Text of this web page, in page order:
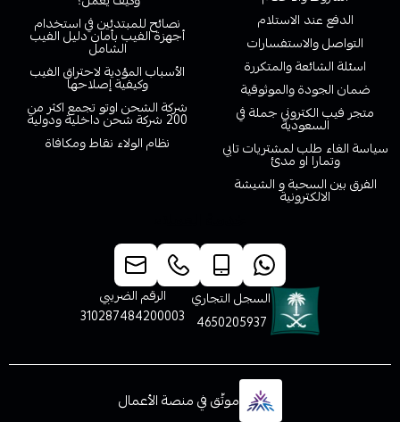
الدفع عند الاستلام
التواصل والاستفسارات
اسئلة الشائعة والمتكررة
ضمان الجودة والموثوقية
متجر فيب الكتروني جملة في
السعودية
سياسة الغاء طلب لمشتريات تابي
وتمارا او مدئ
الفرق بين السحبة و الشيشة
الالكترونية
نصائح للمبتدئين في استخدام
أجهزة الفيب بأمان دليل الفيب
الشامل
الأسباب المؤدية لاحتراق الفيب
وكيفية إصلاحها
شركة الشحن اوتو تجمع اكثر من
200 شركة شحن داخلية ودولية
نظام الولاء نقاط ومكافاة
السجل التجاري
4650205937
الرقم الضريبي
310287484200003
موثّق في منصة الأعمال